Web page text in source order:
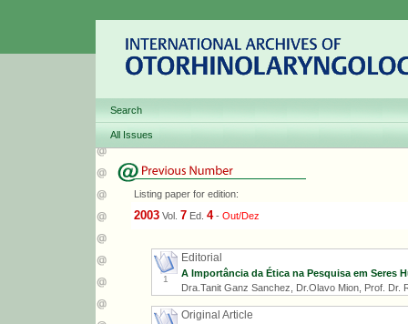
Search
All Issues
Listing paper for edition:
2003 Vol. 7 Ed. 4- Out/Dez
1
Editorial
A Importância da Ética na Pesquisa em Seres
Dra.Tanit Ganz Sanchez, Dr.Olavo Mion, Prof. Dr.
Original Article